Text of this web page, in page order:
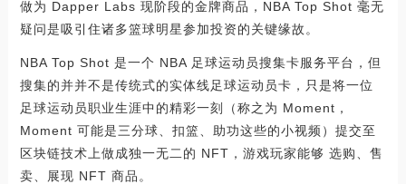
做为 Dapper Labs 现阶段的金牌商品，NBA Top Shot 毫无
疑问是吸引住诸多篮球明星参加投资的关键缘故。
NBA Top Shot 是一个 NBA 足球运动员搜集卡服务平台，但
搜集的并并不是传统式的实体线足球运动员卡，只是将一位
足球运动员职业生涯中的精彩一刻（称之为 Moment，
Moment 可能是三分球、扣篮、助功这些的小视频）提交至
区块链技术上做成独一无二的 NFT，游戏玩家能够 选购、售
卖、展现 NFT 商品。